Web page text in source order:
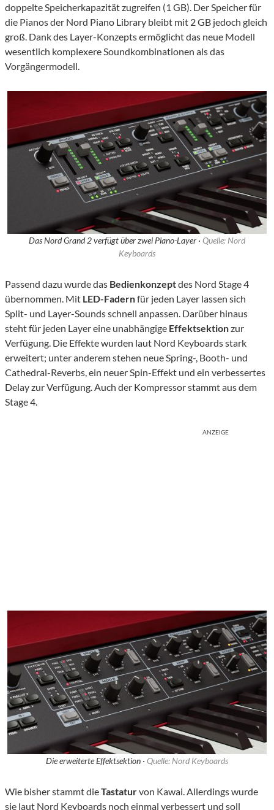
doppelte Speicherkapazität zugreifen (1 GB). Der Speicher für
die Pianos der Nord Piano Library bleibt mit 2 GB jedoch gleich
groß. Dank des Layer-Konzepts ermöglicht das neue Modell
wesentlich komplexere Soundkombinationen als das
Vorgängermodell.
Das Nord Grand 2 verfügt über zwei Piano-Layer · Quelle: Nord
Keyboards
Passend dazu wurde das Bedienkonzeptdes Nord Stage 4
übernommen. Mit LED-Fadernfür jeden Layer lassen sich
Split- und Layer-Sounds schnell anpassen. Darüber hinaus
steht für jeden Layer eine unabhängige Effektsektionzur
Verfügung. Die Effekte wurden laut Nord Keyboards stark
erweitert; unter anderem stehen neue Spring-, Booth- und
Cathedral-Reverbs, ein neuer Spin-Effekt und ein verbessertes
Delay zur Verfügung. Auch der Kompressor stammt aus dem
Stage 4.
ANZEIGE
Die erweiterte Effektsektion · Quelle: Nord Keyboards
Wie bisher stammt dieTastaturvon Kawai. Allerdings wurde
sie laut Nord Keyboards noch einmal verbessert und soll